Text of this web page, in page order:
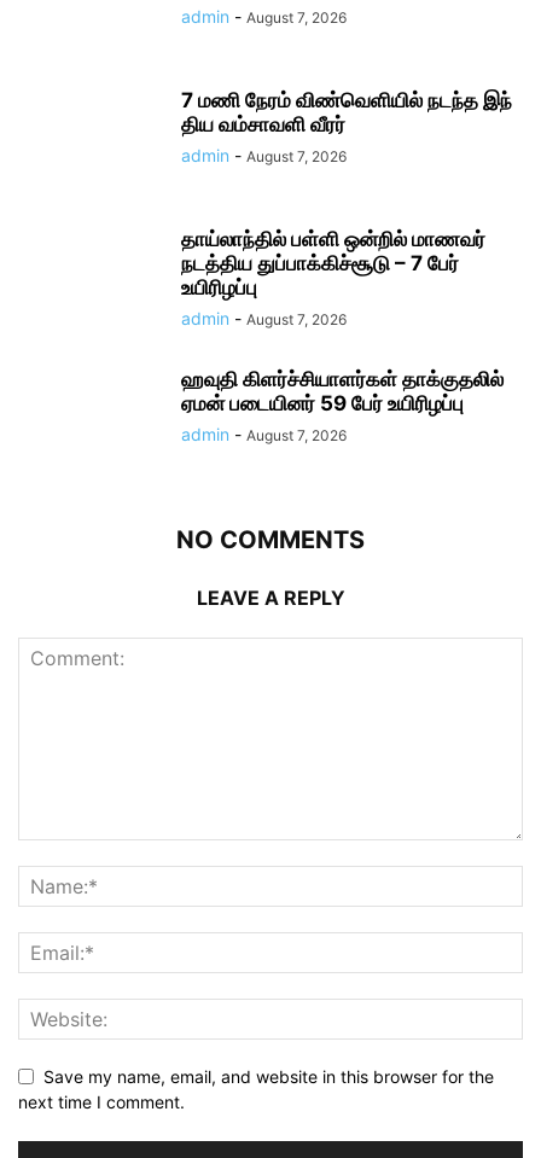
admin - August 7, 2026
7 மணி நேரம் விண்​வெளியில் நடந்த இந்​
திய வம்​சாவளி வீரர்
admin - August 7, 2026
தாய்லாந்தில் பள்ளி ஒன்றில் மாணவர்
நடத்திய துப்பாக்கிச்சூடு – 7 பேர்
உயிரிழப்பு
admin - August 7, 2026
ஹவுதி கிளர்ச்சியாளர்கள் தாக்குதலில்
ஏமன் படையினர் 59 பேர் உயிரிழப்பு
admin - August 7, 2026
NO COMMENTS
LEAVE A REPLY
Save my name, email, and website in this browser for the
next time I comment.